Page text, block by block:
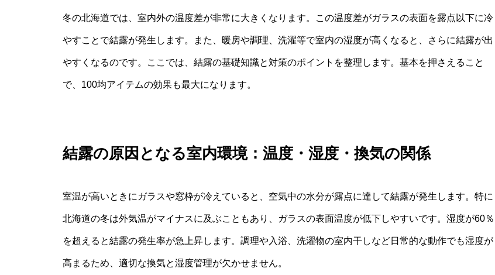
冬の北海道では、室内外の温度差が非常に大きくなります。この温度差がガラスの表面を露点以下に冷
やすことで結露が発生します。また、暖房や調理、洗濯等で室内の湿度が高くなると、さらに結露が出
やすくなるのです。ここでは、結露の基礎知識と対策のポイントを整理します。基本を押さえること
で、100均アイテムの効果も最大になります。
結露の原因となる室内環境：温度・湿度・換気の関係
室温が高いときにガラスや窓枠が冷えていると、空気中の水分が露点に達して結露が発生します。特に
北海道の冬は外気温がマイナスに及ぶこともあり、ガラスの表面温度が低下しやすいです。湿度が60％
を超えると結露の発生率が急上昇します。調理や入浴、洗濯物の室内干しなど日常的な動作でも湿度が
高まるため、適切な換気と湿度管理が欠かせません。